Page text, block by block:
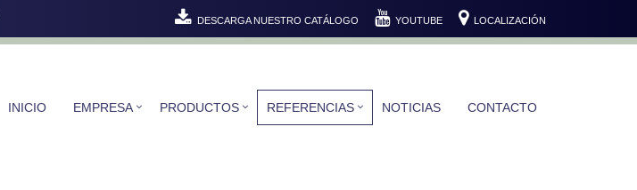
DESCARGA NUESTRO CATÁLOGO YOUTUBE LOCALIZACIÓN
INICIO EMPRESA PRODUCTOS REFERENCIAS NOTICIAS CONTACTO